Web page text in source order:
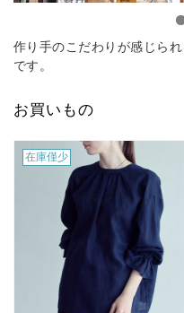
作り手のこだわりが感じら
です。
お買いもの
在庫僅少